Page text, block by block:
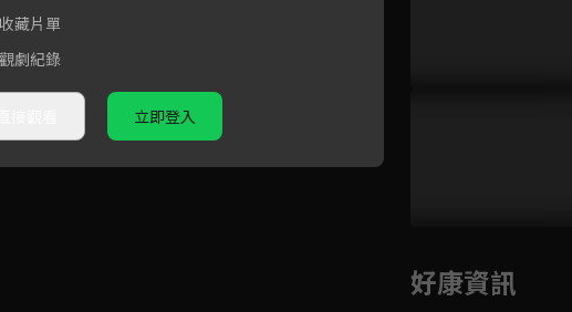
好康資訊
收藏片單
觀劇紀錄
立即登入